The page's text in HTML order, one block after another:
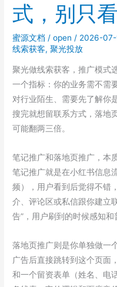
何
应
对
小
红
7
月
审
标
准
升
级
式，别只
蜜源文档 /open / 2026-07-
线索获客,聚光投放
聚光做线索获客，推广模式
一个指标：你的业务需不需
对行业陌生、需要先了解你
搜完就想留联系方式，落地
可能翻两三倍。
笔记推广和落地页推广，本
笔记推广就是在小红书信息
频），用户看到后觉得不错
介、评论区或私信跟你建立
告”，用户刷到的时候感知和
落地页推广则是你单独做一
广告后直接跳转到这个页面
和一个留资表单（姓名、电